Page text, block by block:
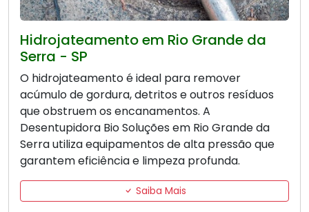
Hidrojateamento em Rio Grande da
Serra - SP
O hidrojateamento é ideal para remover
acúmulo de gordura, detritos e outros resíduos
que obstruem os encanamentos. A
Desentupidora Bio Soluções em Rio Grande da
Serra utiliza equipamentos de alta pressão que
garantem eficiência e limpeza profunda.
Saiba Mais